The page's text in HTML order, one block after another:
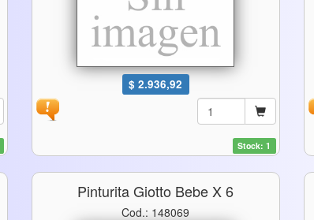
$ 2.936,92
Stock: 1
Pinturita Giotto Bebe X 6
Cod.: 148069